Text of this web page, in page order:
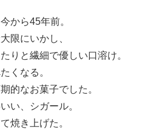
から45年前。
限にいかし、
りと繊細で優しい口溶け。
くなる。
的なお菓子でした。
い、シガール。
焼き上げた。